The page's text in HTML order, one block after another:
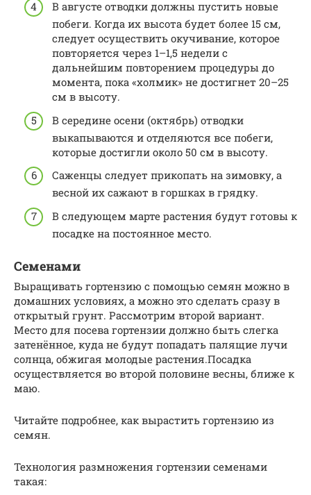
В августе отводки должны пустить новые
побеги. Когда их высота будет более 15 см,
следует осуществить окучивание, которое
повторяется через 1–1,5 недели с
дальнейшим повторением процедуры до
момента, пока «холмик» не достигнет 20–25
см в высоту.
В середине осени (октябрь) отводки
выкапываются и отделяются все побеги,
которые достигли около 50 см в высоту.
Саженцы следует прикопать на зимовку, а
весной их сажают в горшках в грядку.
В следующем марте растения будут готовы к
посадке на постоянное место.
Семенами
Выращивать гортензию с помощью семян можно в
домашних условиях, а можно это сделать сразу в
открытый грунт. Рассмотрим второй вариант.
Место для посева гортензии должно быть слегка
затенённое, куда не будут попадать палящие лучи
солнца, обжигая молодые растения.Посадка
осуществляется во второй половине весны, ближе к
маю.
Читайте подробнее, как вырастить гортензию из
семян.
Технология размножения гортензии семенами
такая: